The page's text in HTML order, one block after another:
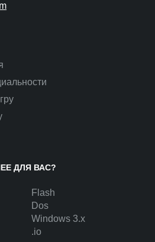
ДЛЯ ВАС?
Flash
Dos
Windows 3.x
.io